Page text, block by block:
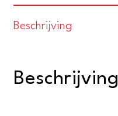
Beschrijving
Beschrijving